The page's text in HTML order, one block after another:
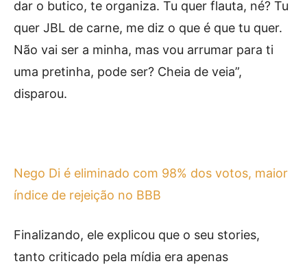
dar o butico, te organiza. Tu quer flauta, né? Tu
quer JBL de carne, me diz o que é que tu quer.
Não vai ser a minha, mas vou arrumar para ti
uma pretinha, pode ser? Cheia de veia”,
disparou.
Nego Di é eliminado com 98% dos votos, maior
índice de rejeição no BBB
Finalizando, ele explicou que o seu stories,
tanto criticado pela mídia era apenas